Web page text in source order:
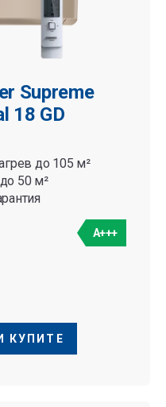
Supreme
18 GD
до 105 м²
50 м²
A+++
КУПИТЕ